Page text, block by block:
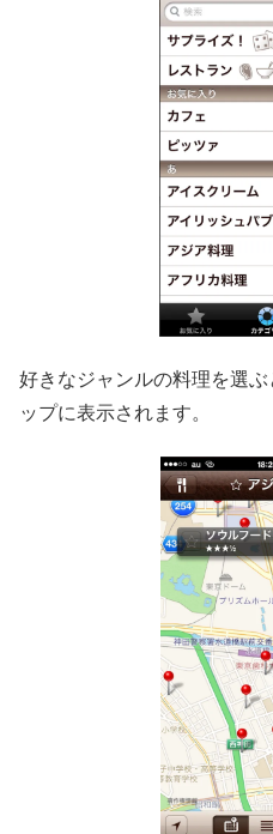
好きなジャンルの料理を選
ップに表示されます。